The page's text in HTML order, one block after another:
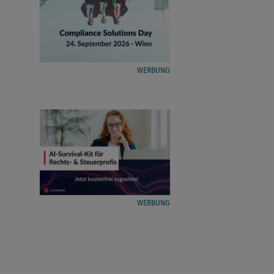
WERBUNG
WERBUNG